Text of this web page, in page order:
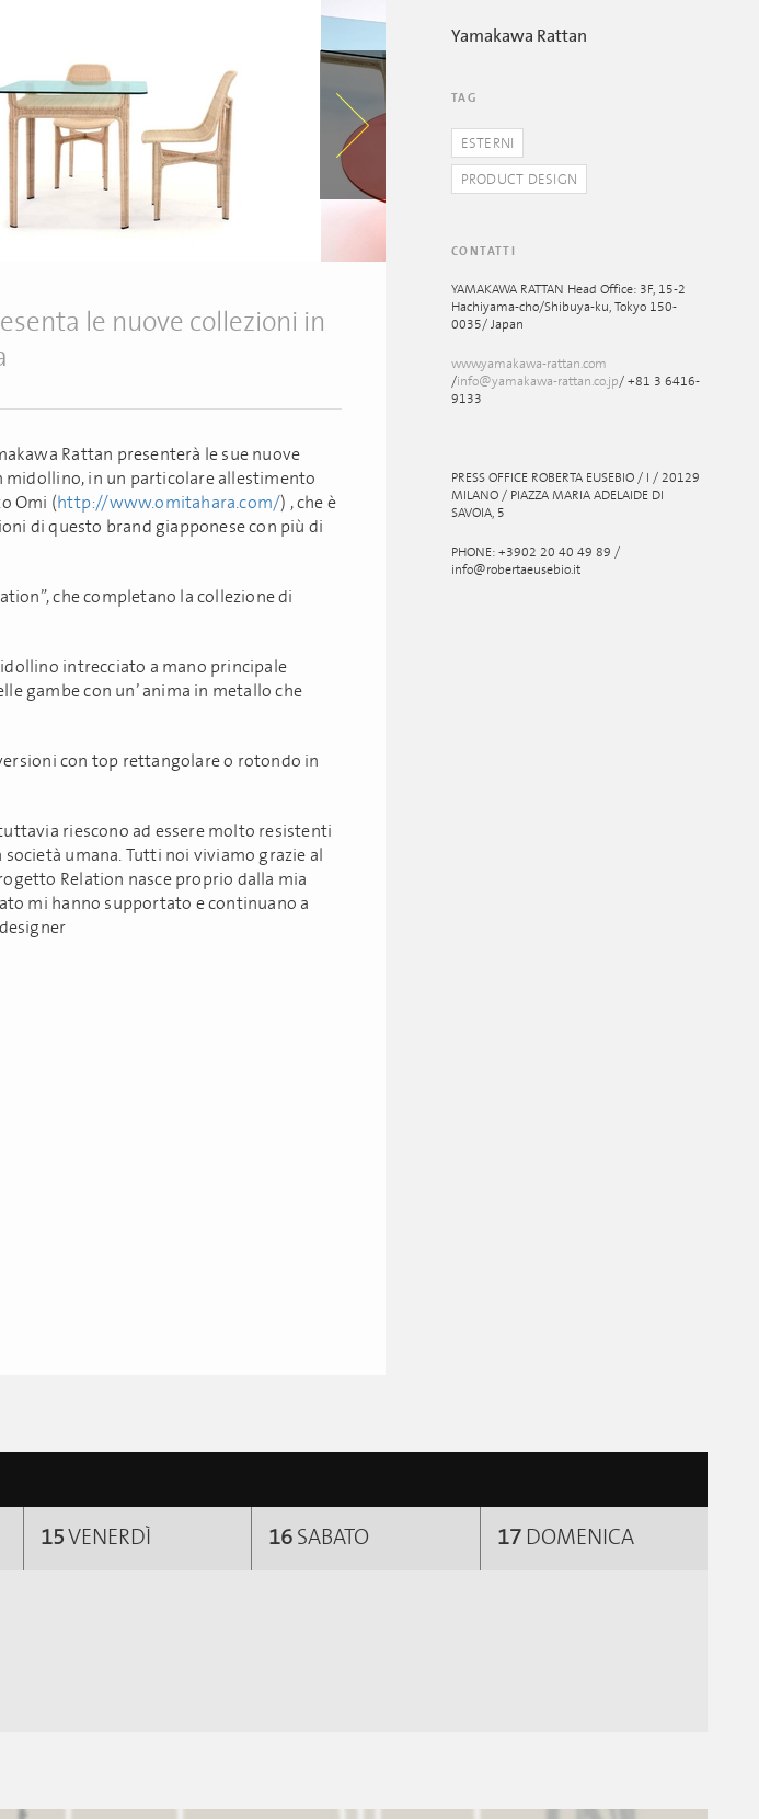
le nuove collezioni in
Rattan presenterà le sue nuove
in un particolare allestimento
Omi (http://www.omitahara.com/) , che è
di questo brand giapponese con più di
che completano la collezione di
intrecciato a mano principale
gambe con un’ anima in metallo che
con top rettangolare o rotondo in
riescono ad essere molto resistenti
umana. Tutti noi viviamo grazie al
Relation nasce proprio dalla mia
mi hanno supportato e continuano a
Yamakawa Rattan
TAG
ESTERNI
PRODUCT DESIGN
CONTATTI
YAMAKAWA RATTAN Head Office: 3F, 15-2
Hachiyama-cho/Shibuya-ku, Tokyo 150-
0035/ Japan
www.yamakawa-rattan.com
/info@yamakawa-rattan.co.jp/ +81 3 6416-
9133
PRESS OFFICE ROBERTA EUSEBIO / I / 20129
MILANO / PIAZZA MARIA ADELAIDE DI
SAVOIA, 5
PHONE: +3902 20 40 49 89 /
info@robertaeusebio.it
15VENERDÌ 16 SABATO 17DOMENICA